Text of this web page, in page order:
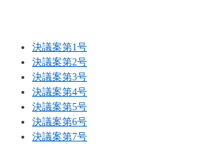
決議案第1号
決議案第2号
決議案第3号
決議案第4号
決議案第5号
決議案第6号
決議案第7号